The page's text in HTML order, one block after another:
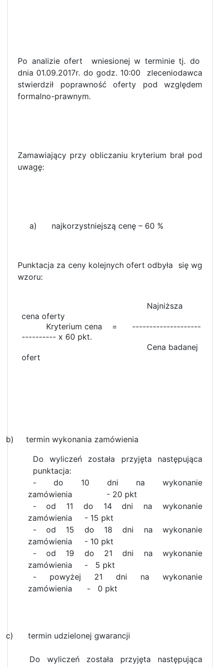
Po analizie ofert wniesionej w terminie tj. do
dnia 01.09.2017r. do godz. 10:00 zleceniodawca
stwierdził poprawność oferty pod względem
formalno-prawnym.
Zamawiający przy obliczaniu kryterium brał pod
uwagę:
a) najkorzystniejszą cenę – 60 %
Punktacja za ceny kolejnych ofert odbyła się wg
wzoru:
Najniższa
cena oferty
Kryterium cena = --------------------
---------- x 60 pkt.
Cena badanej
ofert
b) termin wykonania zamówienia
Do wyliczeń została przyjęta następująca
punktacja:
- do 10 dni na wykonanie
zamówienia - 20 pkt
- od 11 do 14 dni na wykonanie
zamówienia - 15 pkt
- od 15 do 18 dni na wykonanie
zamówienia - 10 pkt
- od 19 do 21 dni na wykonanie
zamówienia - 5 pkt
- powyżej 21 dni na wykonanie
zamówienia - 0 pkt
c) termin udzielonej gwarancji
Do wyliczeń została przyjęta następująca